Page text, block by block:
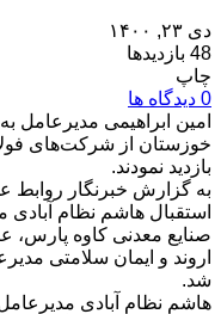
دی ۲۳, ۱۴۰۰
48 بازدیدها
چاپ
0 دیدگاه ها
امین ابراهیمی مدیرعامل
خوزستان از شرکت‌های فولاد
بازدید نمودند.
استقبال هاشم نظام
صنایع معدنی کاوه
اروند و ایمان سلامتی
شد.
هاشم نظام آبادی